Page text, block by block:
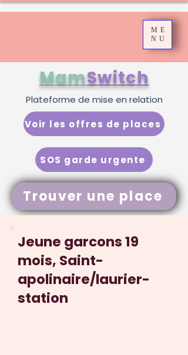
ME
NU
Trouver une place
MamSwitch
SOS garde urgente
Voir les offres de places
Plateforme de mise en relation
Jeune garcons 19
mois, Saint-
apolinaire/laurier-
station